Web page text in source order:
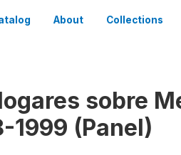
About Collections
sobre
1999 (Panel)